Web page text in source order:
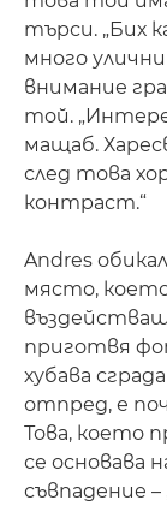
търси. „Бих
много
внимание
той.
мащаб.
след това
контраст.“
Andres
място,
приготвя
хубава
отпред, е
Това, което
се основава
съвпадение –